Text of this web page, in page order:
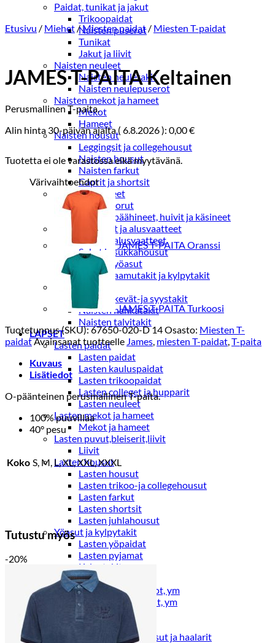
Paidat, tunikat ja jakut
Trikoopaidat
Naisten puserot
Tunikat
Jakut ja liivit
Naisten neuleet
Naisten neuletakit
Naisten neulepuserot
Naisten mekot ja hameet
Mekot
Hameet
Naisten housut
Leggingsit ja collegehousut
Naisten housut
Naisten farkut
Caprit ja shortsit
Naisten asusteet
Vyöt ja korut
Naisten päähineet, huivit ja käsineet
Naisten yöasut ja alusvaatteet
Naisten alusvaatteet
Sukat ja sukkahousut
Naisten yöasut
Naisten aamutakit ja kylpytakit
Naisten takit
Naisten kevät-ja syystakit
Naisten nahkatakit
Naisten talvitakit
LAPSET
Lasten paidat
Lasten paidat
Lasten kauluspaidat
Lasten trikoopaidat
Lasten colleget ja hupparit
Lasten neuleet
Lasten mekot ja hameet
Mekot ja hameet
Lasten puvut,bleiserit,liivit
Liivit
Lasten housut
Lasten housut
Lasten trikoo-ja collegehousut
Lasten farkut
Lasten shortsit
Lasten juhlahousut
Yöasut ja kylpytakit
Lasten yöpaidat
Lasten pyjamat
Kylpytakit
Lasten asusteet
Vyöt, käsineet,pipot, ym
Sukat, sukkahousut, ym
Lasten ulkoilu
Lasten takit
Ulkoilupuvut, housut ja haalarit
Etusivu / Miehet /Miesten paidat / Miesten T-paidat
JAMES T-PAITA Keltainen
Perusmallinen T-paita.
Alin hinta 30-päivän ajalta ( 6.8.2026): 0,00€
Tuotetta ei ole varastossa eikä myytävänä.
Värivaihtoehdot
JAMES T-PAITA Oranssi
JAMES T-PAITA Turkoosi
Tuotetunnus (SKU):67650-020-D 14Osasto: Miesten T-
paidatAvainsanat tuotteelle James, miesten T-paidat,T-paita
Kuvaus
Lisätiedot
O-päänteinen perusmallinen T-paita.
100% puuvillaa
40° pesu
Koko S, M, L, XL, XXL, XXXL
Tutustu myös
-20%